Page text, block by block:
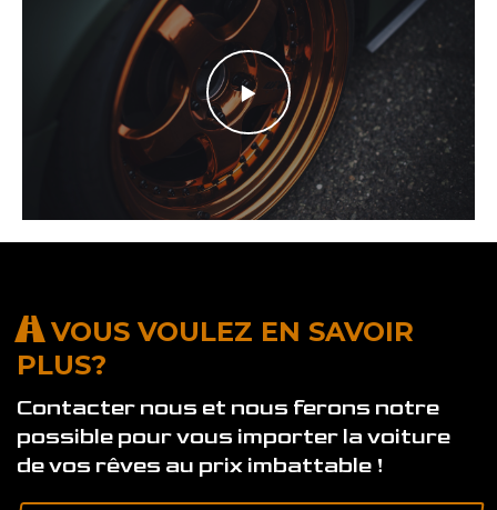
VOUS VOULEZ EN SAVOIR
PLUS?
Contacter nous et nous ferons notre
possible pour vous importer la voiture
de vos rêves au prix imbattable !